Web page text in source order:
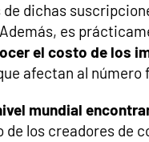
de dichas
es
el costo de los
afectan al número
mundial
de los creadores de